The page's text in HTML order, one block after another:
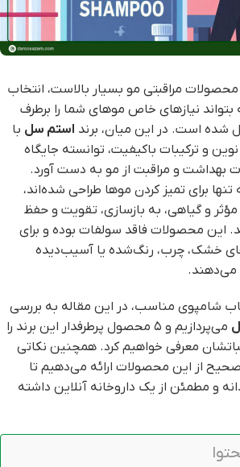
محصولات مراقبتی مو بسیار بالاست، انتخاب
نیازهای خاص موهای شما را برطرف
شده است. در این میان، برند استم سل با
و ترکیبات باکیفیت، توانسته جایگاه
بهداشت و مراقبت از مو به دست آورد.
برای تمیز کردن موها طراحی شده‌اند،
مؤثر و گیاهی، به بازسازی، تقویت و حفظ
محصولات فاقد سولفات بوده و برای
خشک، چرب، رنگ‌شده یا آسیب‌دیده
می‌دهند.
شامپوی مناسب، در این مقاله به بررسی
می‌پردازیم و ۵ محصول پرطرفدار این برند را
معرفی خواهیم کرد. همچنین نکاتی
صحیح از این محصولات ارائه می‌دهیم تا
و مطمئن از یک داروخانه آنلاین داشته